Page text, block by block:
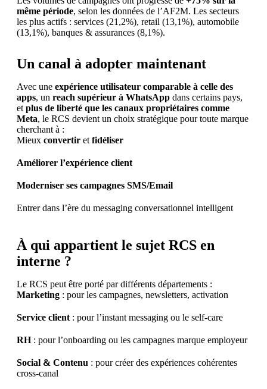
même période, selon les données de l’AF2M. Les secteurs
les plus actifs : services (21,2%), retail (13,1%), automobile
(13,1%), banques & assurances (8,1%).
Un canal à adopter maintenant
Avec une expérience utilisateur comparable à celle des
apps, un reach supérieur à WhatsApp dans certains pays,
et plus de liberté que les canaux propriétaires comme
Meta, le RCS devient un choix stratégique pour toute marque
cherchant à :
Mieux convertir et fidéliser
Améliorer l’expérience client
Moderniser ses campagnes SMS/Email
Entrer dans l’ère du messaging conversationnel intelligent
À qui appartient le sujet RCS en
interne ?
Le RCS peut être porté par différents départements :
Marketing : pour les campagnes, newsletters, activation
Service client : pour l’instant messaging ou le self-care
RH: pour l’onboarding ou les campagnes marque employeur
Social & Contenu : pour créer des expériences cohérentes
cross-canal